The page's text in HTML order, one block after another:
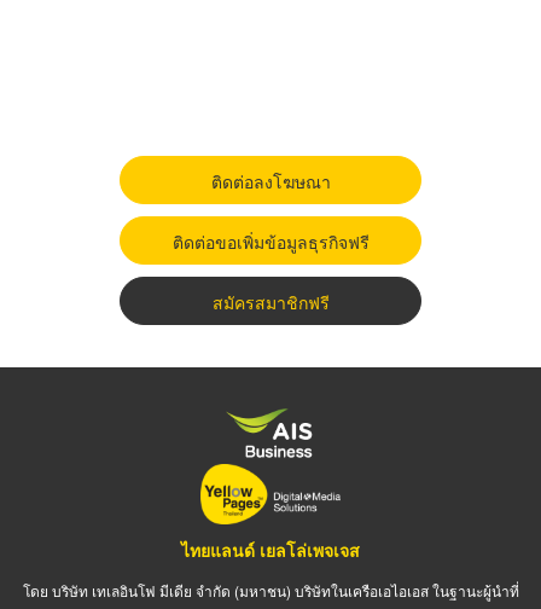
ติดต่อลงโฆษณา
ติดต่อขอเพิ่มข้อมูลธุรกิจฟรี
สมัครสมาชิกฟรี
ไทยแลนด์ เยลโล่เพจเจส
โดย บริษัท เทเลอินโฟ มีเดีย จำกัด (มหาชน) บริษัทในเครือเอไอเอส ในฐานะผู้นำที่